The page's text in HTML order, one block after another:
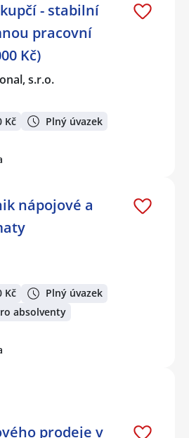
- stabilní
pracovní
Kč)
s.r.o.
Kč Plný úvazek
nápojové a
Kč
Plný úvazek
absolventy
prodeje v